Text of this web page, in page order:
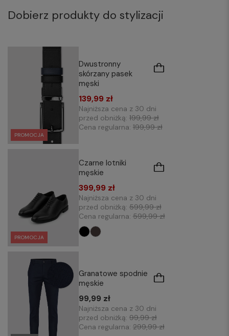
Dobierz produkty do stylizacji
PROMOCJA
Dwustronny
skórzany pasek
męski
139,99 zł
Najniższa cena z 30 dni
przed obniżką: 199,99 zł
Cena regularna: 199,99 zł
PROMOCJA
Czarne lotniki
męskie
399,99 zł
Najniższa cena z 30 dni
przed obniżką: 599,99 zł
Cena regularna: 599,99 zł
Granatowe spodnie
męskie
99,99 zł
Najniższa cena z 30 dni
przed obniżką: 99,99 zł
Cena regularna: 299,99 zł